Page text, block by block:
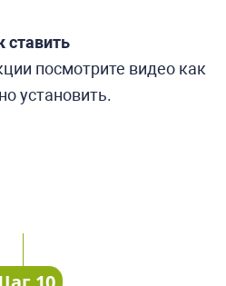
ставить
посмотрите видео как
установить.